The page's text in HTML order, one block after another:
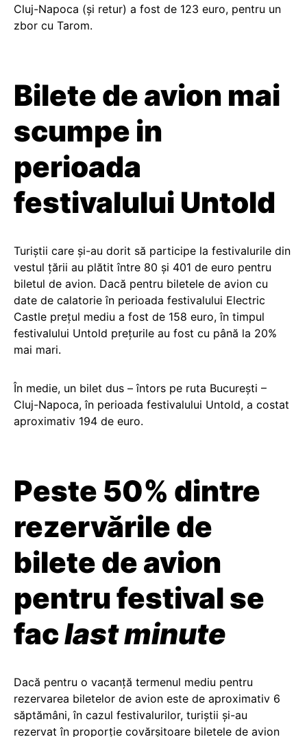
Cluj-Napoca (și retur) a fost de 123 euro, pentru un
zbor cu Tarom.
Bilete de avion mai
scumpe in
perioada
festivalului Untold
Turiștii care și-au dorit să participe la festivalurile din
vestul țării au plătit între 80 și 401 de euro pentru
biletul de avion. Dacă pentru biletele de avion cu
date de calatorie în perioada festivalului Electric
Castle prețul mediu a fost de 158 euro, în timpul
festivalului Untold prețurile au fost cu până la 20%
mai mari.
În medie, un bilet dus – întors pe ruta București –
Cluj-Napoca, în perioada festivalului Untold, a costat
aproximativ 194 de euro.
Peste 50% dintre
rezervările de
bilete de avion
pentru festival se
faclast minute
Dacă pentru o vacanță termenul mediu pentru
rezervarea biletelor de avion este de aproximativ 6
săptămâni, în cazul festivalurilor, turiștii și-au
rezervat în proporție covărșitoare biletele de avion